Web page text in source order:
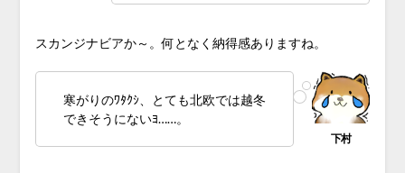
スカンジナビアか～。何となく納得感ありますね。
寒がりのﾜﾀｸｼ、とても北欧では越冬
できそうにないﾖ……。